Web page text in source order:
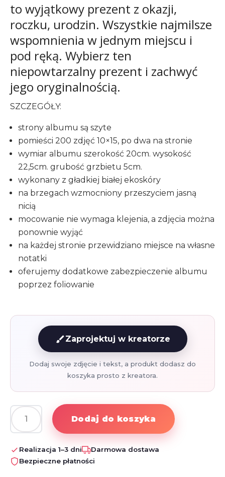
to wyjątkowy prezent z okazji,
roczku, urodzin. Wszystkie najmilsze
wspomnienia w jednym miejscu i
pod ręką. Wybierz ten
niepowtarzalny prezent i zachwyć
jego oryginalnością.
SZCZEGÓŁY:
strony albumu są szyte
pomieści 200 zdjęć 10×15, po dwa na stronie
wymiar albumu szerokość 20cm. wysokość
22,5cm. grubość grzbietu 5cm.
wykonany z gładkiej białej ekoskóry
na brzegach wzmocniony przeszyciem jasną
nicią
mocowanie nie wymaga klejenia, a zdjęcia można
ponownie wyjąć
na każdej stronie przewidziano miejsce na własne
notatki
oferujemy dodatkowe zabezpieczenie albumu
poprzez foliowanie
brushZaprojektuj w kreatorze
Dodaj swoje zdjęcie i tekst, a produkt dodasz do
koszyka prosto z kreatora.
ilość
Album
ze
zdjęciem
Dodaj do koszyka
Realizacja 1–3 dni
Darmowa dostawa
Bezpieczne płatności